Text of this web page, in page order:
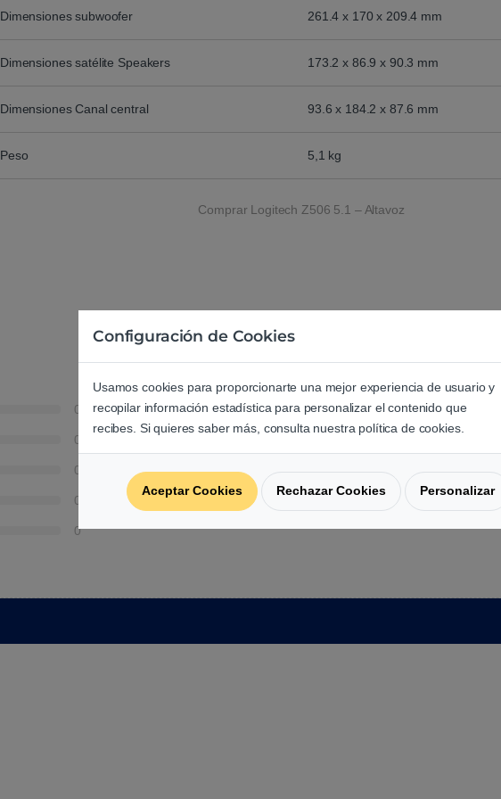
Dimensiones subwoofer 261.4 x 170 x 209.4 mm
Dimensiones satélite Speakers 173.2 x 86.9 x 90.3 mm
Dimensiones Canal central 93.6 x 184.2 x 87.6 mm
Peso 5,1 kg
Comprar Logitech Z506 5.1 – Altavoz
0
0
0
0
0
Debesaccederpara publicar una
Configuración de Cookies
Usamos cookies para proporcionarte una mejor experiencia de usuario y
recopilar información estadística para personalizar el contenido que
recibes. Si quieres saber más, consulta nuestra política de cookies.
Aceptar Cookies Rechazar Cookies Personalizar